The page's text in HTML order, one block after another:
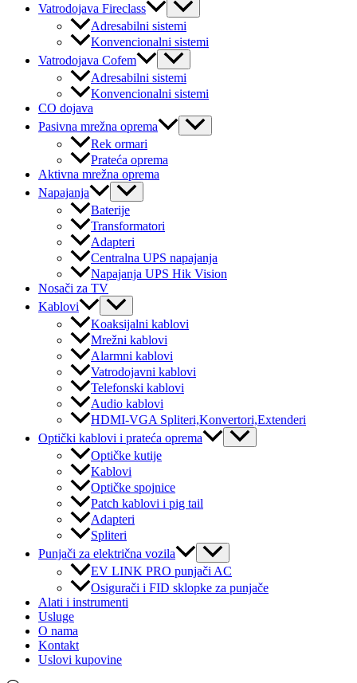
Vatrodojava Fireclass
Menu
Toggle
Adresabilni sistemi
Konvencionalni sistemi
Vatrodojava Cofem
Menu
Toggle
Adresabilni sistemi
Konvencionalni sistemi
CO dojava
Pasivna mrežna oprema
Menu
Toggle
Rek ormari
Prateća oprema
Aktivna mrežna oprema
Napajanja
Menu
Toggle
Baterije
Transformatori
Adapteri
Centralna UPS napajanja
Napajanja UPS Hik Vision
Nosači za TV
Kablovi
Menu
Toggle
Koaksijalni kablovi
Mrežni kablovi
Alarmni kablovi
Vatrodojavni kablovi
Telefonski kablovi
Audio kablovi
HDMI-VGA Spliteri,Konvertori,Extenderi
Optički kablovi i prateća oprema
Menu
Toggle
Optičke kutije
Kablovi
Optičke spojnice
Patch kablovi i pig tail
Adapteri
Spliteri
Punjači za električna vozila
Menu
Toggle
EV LINK PRO punjači AC
Osigurači i FID sklopke za punjače
Alati i instrumenti
Usluge
O nama
Kontakt
Uslovi kupovine